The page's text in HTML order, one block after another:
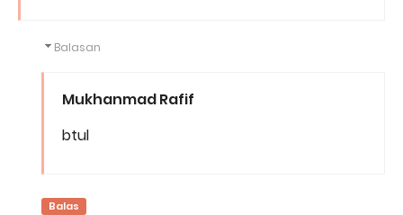
Balasan
Mukhanmad Rafif
btul
Balas